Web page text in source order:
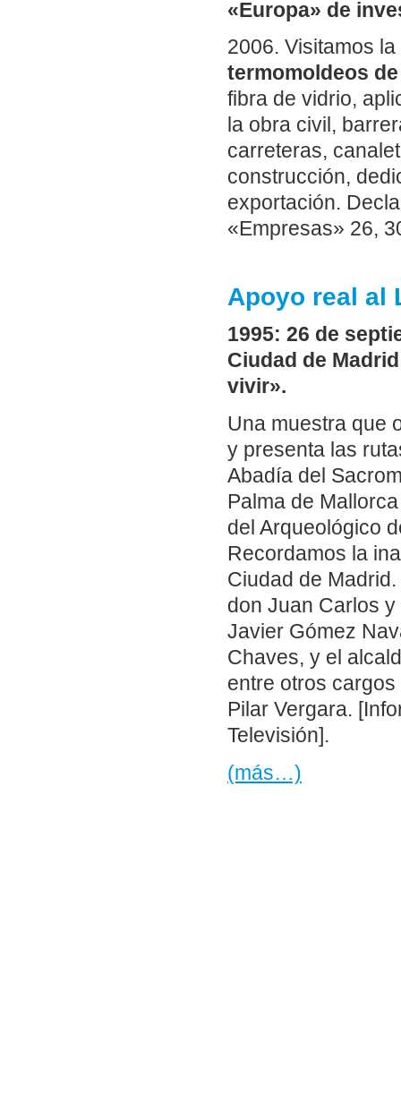
«Europa» de
2006. Visitamos
termomoldeos
fibra de vidrio,
la obra civil,
carreteras,
construcción,
exportación.
«Empresas» 26,
Apoyo real al
1995: 26 de
Ciudad de
vivir».
Una muestra que
y presenta las
Abadía del
Palma de
del Arqueológico
Recordamos la
Ciudad de
don Juan Carlos
Javier Gómez
Chaves, y el
entre otros
Pilar Vergara.
Televisión].
(más…)